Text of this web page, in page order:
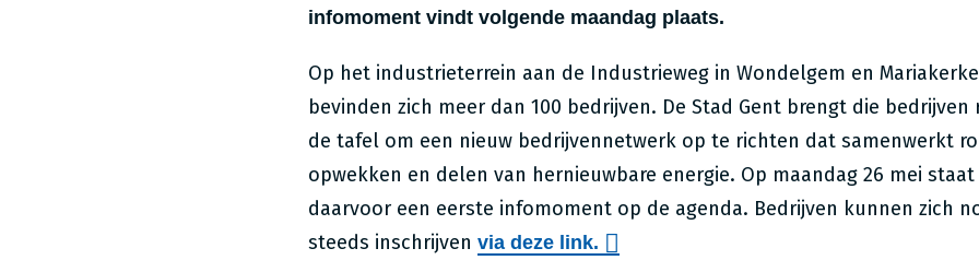
infomoment vindt volgende maandag plaats.
Op het industrieterrein aan de Industrieweg in Wondelgem en Mariakerke
bevinden zich meer dan 100 bedrijven. De Stad Gent brengt die bedrijven
de tafel om een nieuw bedrijvennetwerk op te richten dat samenwerkt
opwekken en delen van hernieuwbare energie. Op maandag 26 mei staat
daarvoor een eerste infomoment op de agenda. Bedrijven kunnen zich
steeds inschrijven via deze link.